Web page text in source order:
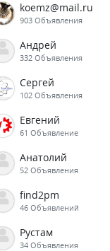
koemz@mail.ru
903 Объявления
Андрей
332 Объявления
Сергей
102 Объявления
Евгений
61 Объявление
Анатолий
52 Объявления
find2pm
46 Объявлений
Рустам
34 Объявления